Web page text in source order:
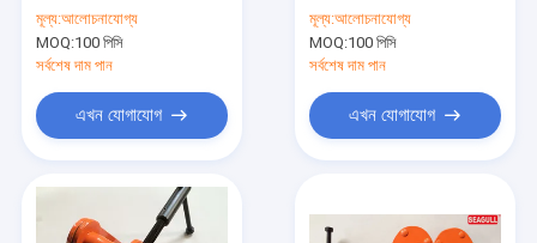
পণ্য
মূল্য:আলোচনাযোগ্য
MOQ:100 পিসি
সর্বশেষ দাম পান
এখন যোগাযোগ
মূল্য:আলোচনাযোগ্য
MOQ:100 পিসি
সর্বশেষ দাম পান
এখন যোগাযোগ